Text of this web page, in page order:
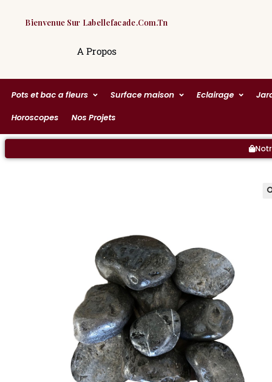
Bienvenue Sur Labellefacade.com.tn
A Propos
Pots et bac a fleurs Surface maison Eclairage
Horoscopes
Nos Projets